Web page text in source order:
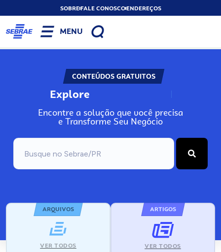
SOBREFALE CONOSCOENDEREÇOS
MENU
CONTEÚDOS GRATUITOS
Explore N
Encontre a solução que você precisa
e Transforme Seu Negócio
ARQUIVOS
VER TODOS
ARTIGOS
VER TODOS